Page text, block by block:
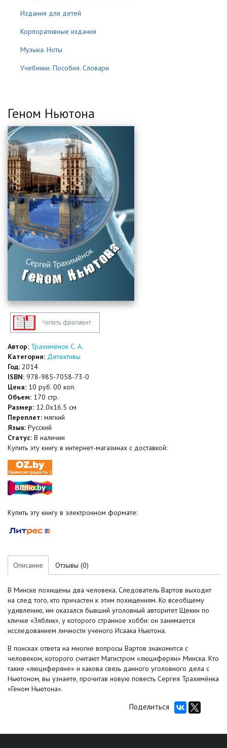
Издания для детей
Корпоративные издания
Музыка. Ноты
Учебники. Пособия. Словари
Геном Ньютона
Автор: Трахимёнок С. А.
Категория: Детективы
Год: 2014
ISBN: 978-985-7058-73-0
Цена: 10 руб. 00 коп.
Объем: 170 стр.
Размер: 12.0x16.5 см
Переплет: мягкий
Язык: Русский
Статус: В наличии
Купить эту книгу в интернет-магазинах с доставкой:
Купить эту книгу в электронном формате:
Описание Отзывы (0)
В Минске похищены два человека. Следователь Вартов выходит
на след того, кто причастен к этим похищениям. Ко всеобщему
удивлению, им оказался бывший уголовный авторитет Щекин по
кличке «Зяблик», у которого странное хобби: он занимается
исследованием личности ученого Исаака Ньютона.
В поисках ответа на многие вопросы Вартов знакомится с
человеком, которого считают Магистром «люциферян» Минска. Кто
такие «люциферяне» и какова связь данного уголовного дела с
Ньютоном, вы узнаете, прочитав новую повесть Сергея Трахимёнка
«Геном Ньютона».
Поделиться